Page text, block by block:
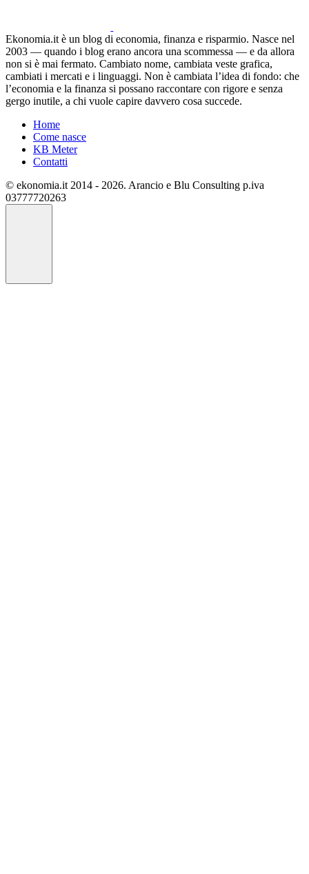
Ekonomia.it è un blog di economia, finanza e risparmio. Nasce nel
2003 — quando i blog erano ancora una scommessa — e da allora
non si è mai fermato. Cambiato nome, cambiata veste grafica,
cambiati i mercati e i linguaggi. Non è cambiata l’idea di fondo: che
l’economia e la finanza si possano raccontare con rigore e senza
gergo inutile, a chi vuole capire davvero cosa succede.
Home
Come nasce
KB Meter
Contatti
© ekonomia.it 2014 - 2026. Arancio e Blu Consulting p.iva
03777720263